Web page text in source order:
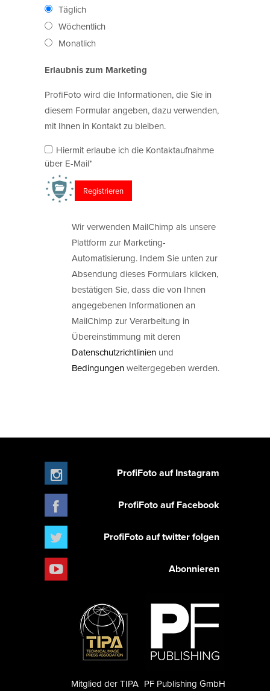
Täglich
Wöchentlich
Monatlich
Erlaubnis zum Marketing
ProfiFoto wird die Informationen, die Sie in
diesem Formular angeben, dazu verwenden,
mit Ihnen in Kontakt zu bleiben.
Hiermit erlaube ich die Kontaktaufnahme
über E-Mail*
Wir verwenden MailChimp als unsere
Plattform zur Marketing-
Automatisierung. Indem Sie unten zur
Absendung dieses Formulars klicken,
bestätigen Sie, dass die von Ihnen
angegebenen Informationen an
MailChimp zur Verarbeitung in
Übereinstimmung mit deren
Datenschutzrichtlinien und
Bedingungenweitergegeben werden.
ProfiFoto auf Instagram
ProfiFoto auf Facebook
ProfiFoto auf twitter folgen
Abonnieren
PF Publishing GmbH
Mitglied der TIPA